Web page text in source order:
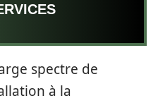
spectre de
à la